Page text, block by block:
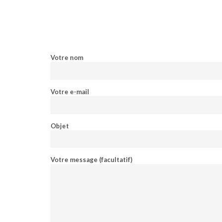
Votre nom
Votre e-mail
Objet
Votre message (facultatif)